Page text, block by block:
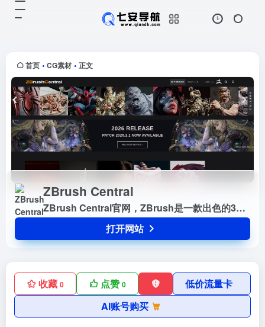
首页 • CG素材 • 正文
ZBrush Central
ZBrush Central官网，ZBrush是一款出色的3D 雕刻软件，具备多功能雕刻和绘画功能，对于3D作品的精细刻画和最终润色非常有用。此外还有单独的页面用于展示社区提供的 3D 作品画廊，有助于为艺术家们提供灵感和想法来源。
打开网站
收藏 0 点赞0
低价流量卡
AI账号购买
雕刻和绘画功能，对于3D作品的精
细刻画和最终润色非常有用。此外还
有单独的页面...